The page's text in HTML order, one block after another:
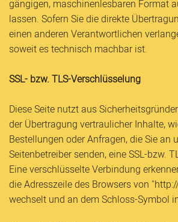
gängigen, maschinenlesbaren Format
lassen. Sofern Sie die direkte
einen anderen Verantwortlichen
soweit es technisch machbar ist.
SSL- bzw. TLS-Verschlüsselung
Diese Seite nutzt aus
der Übertragung vertraulicher Inhalte,
Bestellungen oder Anfragen, die Sie an
Seitenbetreiber senden, eine SSL-bzw.
Eine verschlüsselte Verbindung
die Adresszeile des Browsers von
wechselt und an dem Schloss-Symbol